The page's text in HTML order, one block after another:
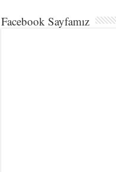
Facebook Sayfamız